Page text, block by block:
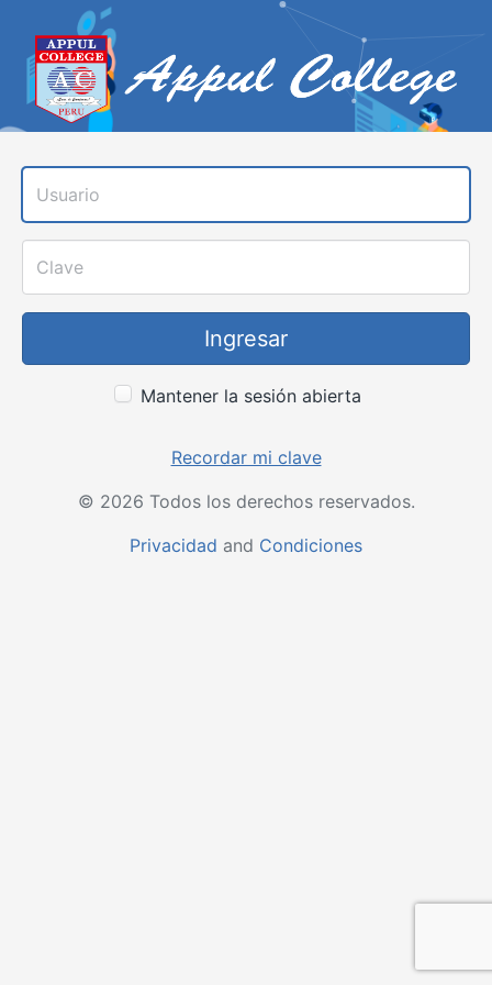
Usuario
Clave
Ingresar
Mantener la sesión abierta
Recordar mi clave
© 2026 Todos los derechos reservados.
Privacidad and Condiciones